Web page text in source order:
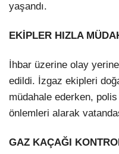
yaşandı.
EKİPLER HIZLA
İhbar üzerine olay
edildi. İzgaz ekipleri
müdahale ederken,
önlemleri alarak
GAZ KAÇAĞI